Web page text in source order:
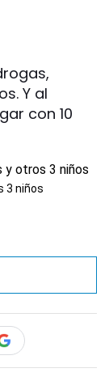
Y al
con 10
3 niños